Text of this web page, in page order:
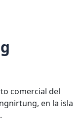
comercial del
en la isla